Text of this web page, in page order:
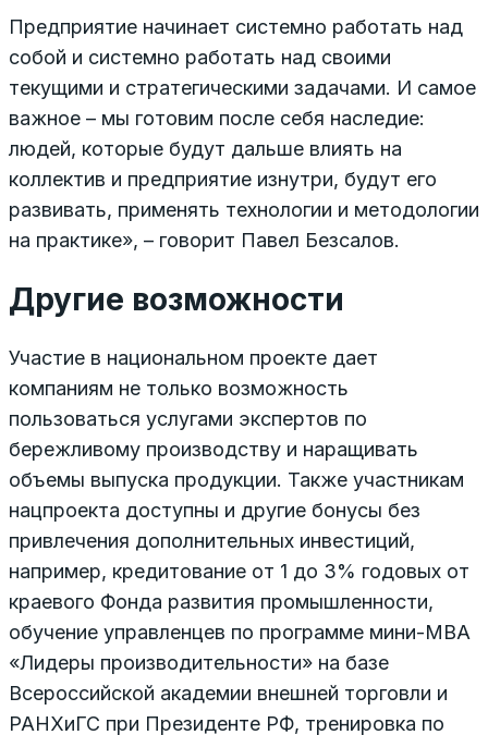
Предприятие начинает системно работать над
собой и системно работать над своими
текущими и стратегическими задачами. И самое
важное – мы готовим после себя наследие:
людей, которые будут дальше влиять на
коллектив и предприятие изнутри, будут его
развивать, применять технологии и методологии
на прак­тике», – говорит Павел Безсалов.
Другие возможности
Участие в национальном проекте дает
компаниям не только возможность
пользоваться услугами экспертов по
бережливому производству и наращивать
объемы выпуска продукции. Также участникам
нацпроекта доступны и другие бонусы без
привлечения дополнительных инвестиций,
например, кредитование от 1 до 3% годовых от
краевого Фонда развития промышленности,
обучение управленцев по программе мини-MBA
«Лидеры производительности» на базе
Всероссийской академии внешней торговли и
РАНХиГС при Президенте РФ, тренировка по